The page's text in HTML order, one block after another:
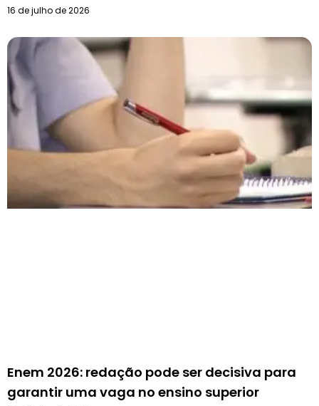
16 de julho de 2026
Enem 2026: redação pode ser decisiva para
garantir uma vaga no ensino superior